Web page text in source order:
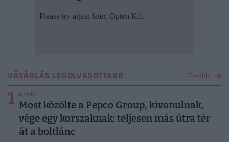
VÁSÁRLÁS LEGOLVASOTTABB Tovább
1 4 hete
Most közölte a Pepco Group, kivonulnak,
vége egy korszaknak: teljesen más útra tér
át a boltlánc